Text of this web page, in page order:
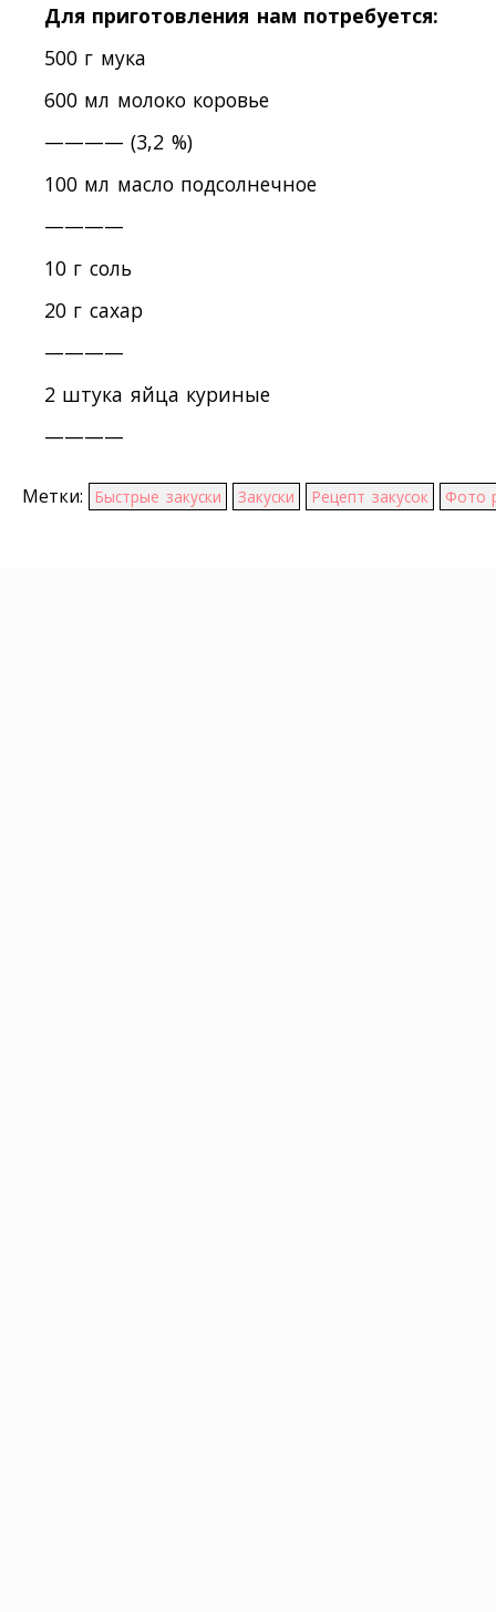
Для приготовления нам потребуется:
500 г мука
600 мл молоко коровье
———— (3,2 %)
100 мл масло подсолнечное
————
10 г соль
20 г сахар
————
2 штука яйца куриные
————
Метки: Быстрые закуски Закуски Рецепт закусок Фото